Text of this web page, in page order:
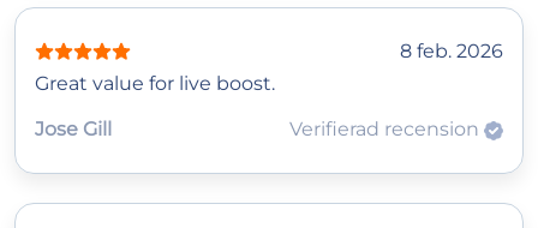
8 feb. 2026
Great value for live boost.
Jose Gill
Verifierad recension